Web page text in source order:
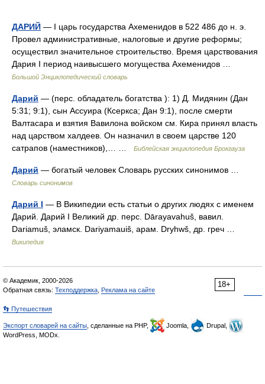
ДАРИЙ — I царь государства Ахеменидов в 522 486 до н. э.
Провел административные, налоговые и другие реформы;
осуществил значительное строительство. Время царствования
Дария I период наивысшего могущества Ахеменидов …
Большой Энциклопедический словарь
Дарий — (перс. обладатель богатства ): 1) Д. Мидянин (Дан
5:31; 9:1), сын Аccуира (Ксеркса; Дан 9:1), после смерти
Валтасара и взятия Вавилона войском см. Кира принял власть
над царством халдеев. Он назначил в своем царстве 120
сатрапов (наместников),… …
Библейская энциклопедия Брокгауза
Дарий — богатый человек Словарь русских синонимов …
Словарь синонимов
Дарий I — В Википедии есть статьи о других людях с именем
Дарий. Дарий I Великий др. перс. Dārayavahuš, вавил.
Dariamuš, эламск. Dariyamauiš, арам. Dryhwš, др. греч …
Википедия
18+
© Академик, 2000-2026
Обратная связь: Техподдержка Реклама на сайте
👣 Путешествия
Экспорт словарей на сайты , сделанные на PHP, Joomla,
Drupal,
WordPress, MODx.